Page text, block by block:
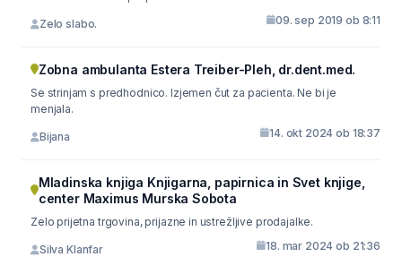
Zelo slabo. 09. sep 2019 ob 8:11
Zobna ambulanta Estera Treiber-Pleh, dr.dent.med.
Se strinjam s predhodnico. Izjemen čut za pacienta. Ne bi je
menjala.
Bijana 14. okt 2024 ob 18:37
Mladinska knjiga Knjigarna, papirnica in Svet knjige,
center Maximus Murska Sobota
Zelo prijetna trgovina, prijazne in ustrežljive prodajalke.
Silva Klanfar 18. mar 2024 ob 21:36